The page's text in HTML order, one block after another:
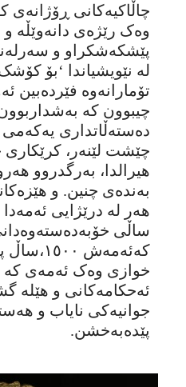
چاڵاکیەکانی ڕۆژانەی
وەک رێژەی دانەوێڵە
پێشکەشکراو و
لە نێویشیاندا ‘بۆ
تۆمارانەوە فێردەبین
چیبوون کە
دەستەڵاتداری
چێشت لێنەر،
هیرالدا، بەرگدروو
بەندەی چنین. و
هەر لە درێژایی
ساڵی خۆبەدەستەوەدانی
کەئەمەش
خوازی وەک ئەمەی کە
ئەحکامەکانی و هێلە
جوانیەکی نایاب و
پێدەبەخشن.